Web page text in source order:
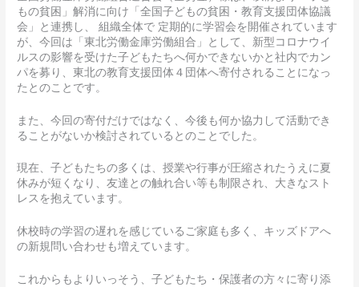
もの貧困」解消に向け「全国子どもの貧困・教育支援団体協議
会」と連携し、 組織全体で 定期的に学習会を開催されています
が、今回は「東北労働金庫労働組合」として、新型コロナウイ
ルスの影響を受けた子どもたちへ何かできないかと社内でカン
パを募り、東北の教育支援団体４団体へ寄付されることになっ
たとのことです。
また、今回の寄付だけではなく、今後も何か協力して活動でき
ることがないか検討されているとのことでした。
現在、子どもたちの多くは、授業や行事が圧縮されたうえに夏
休みが短くなり、友達との触れ合い等も制限され、大きなスト
レスを抱えています。
休校時の学習の遅れを感じているご家庭も多く、キッズドアへ
の新規問い合わせも増えています。
これからもよりいっそう、子どもたち・保護者の方々に寄り添